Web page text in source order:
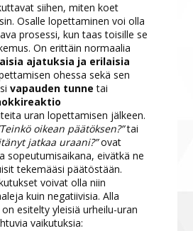
siihen, miten koet
Osalle lopettaminen voi olla
prosessi, kun taas toisille se
On erittäin normaalia
ajatuksia ja erilaisia
ohessa sekä sen
vapauden tunne tai
uran lopettamisen jälkeen.
oikean päätöksen?”tai
jatkaa uraani?”ovat
sopeutumisaikana, eivätkä ne
tekemääsi päätöstään.
voivat olla niin
kuin negatiivisia. Alla
esitelty yleisiä urheilu-uran
vaikutuksia: